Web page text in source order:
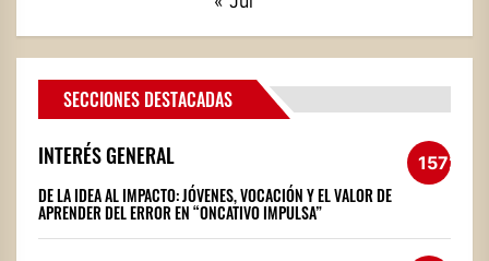
SECCIONES DESTACADAS
INTERÉS GENERAL 1572
DE LA IDEA AL IMPACTO: JÓVENES, VOCACIÓN Y EL VALOR DE
APRENDER DEL ERROR EN “ONCATIVO IMPULSA”